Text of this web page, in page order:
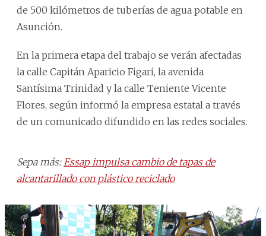
de 500 kilómetros de tuberías de agua potable en
Asunción.
En la primera etapa del trabajo se verán afectadas
la calle Capitán Aparicio Figari, la avenida
Santísima Trinidad y la calle Teniente Vicente
Flores, según informó la empresa estatal a través
de un comunicado difundido en las redes sociales.
Sepa más: Essap impulsa cambio de tapas de
alcantarillado con plástico reciclado